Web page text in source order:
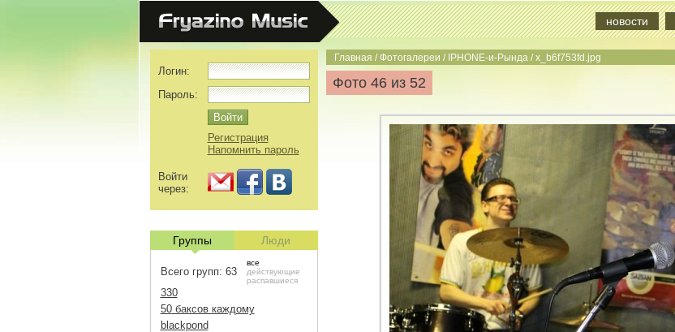
новости
Главная /Фотогалереи / IPHONE-и-Рында /x_b6f753fd.jpg
Фото 46 из 52
Логин:
Пароль:
Регистрация
Напомнить пароль
Войти
через:
Группы Люди
Всего групп: 63
все
действующие
распавшиеся
330
50 баксов каждому
blackpond